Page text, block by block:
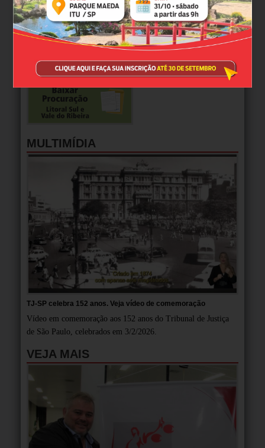
MULTIMÍDIA
TJ-SP celebra 152 anos. Veja vídeo de comemoração
Vídeo em comemoração aos 152 anos do Tribunal de Justiça
de São Paulo, celebrados em 3/2/2026.
VEJA MAIS